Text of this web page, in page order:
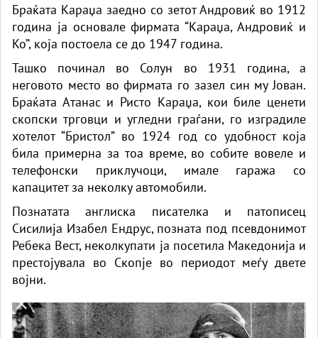
Браќата Караџа заедно со зетот Андровиќ во 1912
година ја основале фирмата “Караџа, Андровиќ и
Ко”, која постоела се до 1947 година.
Ташко починал во Солун во 1931 година, а
неговото место во фирмата го зазел син му Јован.
Браќата Атанас и Ристо Караџа, кои биле цене­ти
скопски трговци и угледни граѓани, го изградиле
хотелот “Бристол” во 1924 год со удобност која
била примерна за тоа време, во собите вовеле и
телефонски приклучоци, имале гаража со
капацитет за неколку автомобили.
Познатата англиска писателка и патописец
Сисилија Изабел Ендрус, позната под псевдонимот
Ребека Вест, неколкупати ја посетила Македонија и
престојувала во Скопје во периодот меѓу двете
војни.